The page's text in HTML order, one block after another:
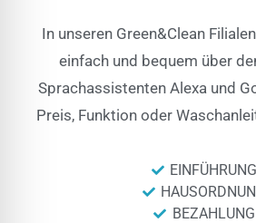
In unseren Green&Clean
einfach und bequem über
Sprachassistenten Alexa und
Preis, Funktion oder
EINFÜHRUNG
BEZAHLUNG